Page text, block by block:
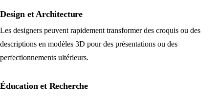
Design et Architecture
Les designers peuvent rapidement transformer des croquis ou des
descriptions en modèles 3D pour des présentations ou des
perfectionnements ultérieurs.
Éducation et Recherche